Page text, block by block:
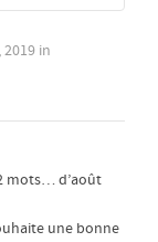
2019 in
mots… d’août
une bonne